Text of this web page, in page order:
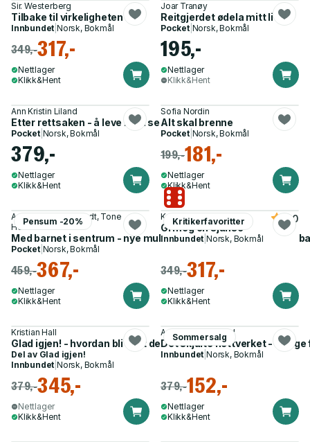
Sir. Westerberg
Tilbake til virkeligheten
Innbundet |Norsk, Bokmål
349,-317,-
Nettlager
Klikk&Hent
Joar Tranøy
Reitgjerdet ødela mitt liv
Pocket| Norsk, Bokmål
195,-
Nettlager
Klikk&Hent
Ann Kristin Liland
Etter rettsaken - å leve med senskader etter mobbing
Pocket| Norsk, Bokmål
379,-
Nettlager
Klikk&Hent
Sofia Nordin
Alt skal brenne
Pocket| Norsk, Bokmål
199,-181,-
Nettlager
Klikk&Hent
Pensum -20%
Anne Elisabeth Brandt, Tone
Hestmo Grenvik
Med barnet i sentrum - nye muligheter for spedbarn og
Pocket| Norsk, Bokmål
459,-367,-
Nettlager
Klikk&Hent
Kritikerfavoritter
Kristine Begot
Gi meg en sjanse
5.0
Innbundet |Norsk, Bokmål
349,-317,-
Nettlager
Klikk&Hent
Kristian Hall
Glad igjen! - hvordan bli kvitt depresjon steg for steg
Del av Glad igjen!
Innbundet |Norsk, Bokmål
379,-345,-
Nettlager
Klikk&Hent
Sommersalg
Annemarte Moland
Det skjulte nettverket - farlige
Innbundet |Norsk, Bokmål
379,-152,-
Nettlager
Klikk&Hent